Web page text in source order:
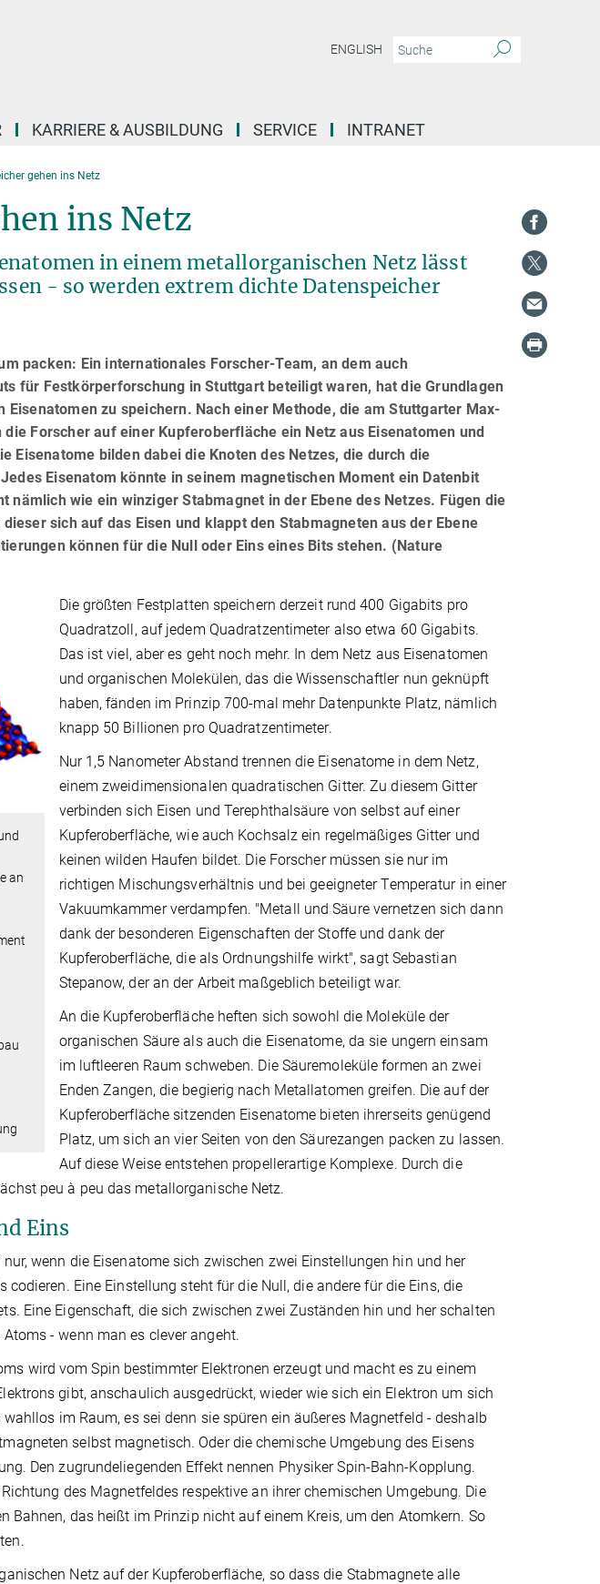
ENGLISH
KARRIERE & AUSBILDUNG SERVICE INTRANET
gehen ins Netz
ins Netz
in einem metallorganischen Netz lässt
- so werden extrem dichte Datenspeicher
packen: Ein internationales Forscher-Team, an dem auch
für Festkörperforschung in Stuttgart beteiligt waren, hat die Grundlagen
zu speichern. Nach einer Methode, die am Stuttgarter Max-
Forscher auf einer Kupferoberfläche ein Netz aus Eisenatomen und
Eisenatome bilden dabei die Knoten des Netzes, die durch die
Eisenatom könnte in seinem magnetischen Moment ein Datenbit
nämlich wie ein winziger Stabmagnet in der Ebene des Netzes. Fügen die
sich auf das Eisen und klappt den Stabmagneten aus der Ebene
können für die Null oder Eins eines Bits stehen. (Nature
an
Die größten Festplatten speichern derzeit rund 400 Gigabits pro
Quadratzoll, auf jedem Quadratzentimeter also etwa 60 Gigabits.
Das ist viel, aber es geht noch mehr. In dem Netz aus Eisenatomen
und organischen Molekülen, das die Wissenschaftler nun geknüpft
haben, fänden im Prinzip 700-mal mehr Datenpunkte Platz, nämlich
knapp 50 Billionen pro Quadratzentimeter.
Nur 1,5 Nanometer Abstand trennen die Eisenatome in dem Netz,
einem zweidimensionalen quadratischen Gitter. Zu diesem Gitter
verbinden sich Eisen und Terephthalsäure von selbst auf einer
Kupferoberfläche, wie auch Kochsalz ein regelmäßiges Gitter und
keinen wilden Haufen bildet. Die Forscher müssen sie nur im
richtigen Mischungsverhältnis und bei geeigneter Temperatur in einer
Vakuumkammer verdampfen. "Metall und Säure vernetzen sich dann
dank der besonderen Eigenschaften der Stoffe und dank der
Kupferoberfläche, die als Ordnungshilfe wirkt", sagt Sebastian
Stepanow, der an der Arbeit maßgeblich beteiligt war.
An die Kupferoberfläche heften sich sowohl die Moleküle der
organischen Säure als auch die Eisenatome, da sie ungern einsam
im luftleeren Raum schweben. Die Säuremoleküle formen an zwei
Enden Zangen, die begierig nach Metallatomen greifen. Die auf der
Kupferoberfläche sitzenden Eisenatome bieten ihrerseits genügend
Platz, um sich an vier Seiten von den Säurezangen packen zu lassen.
Auf diese Weise entstehen propellerartige Komplexe. Durch die
peu à peu das metallorganische Netz.
Eins
wenn die Eisenatome sich zwischen zwei Einstellungen hin und her
Eine Einstellung steht für die Null, die andere für die Eins, die
Eine Eigenschaft, die sich zwischen zwei Zuständen hin und her schalten
- wenn man es clever angeht.
wird vom Spin bestimmter Elektronen erzeugt und macht es zu einem
gibt, anschaulich ausgedrückt, wieder wie sich ein Elektron um sich
im Raum, es sei denn sie spüren ein äußeres Magnetfeld - deshalb
selbst magnetisch. Oder die chemische Umgebung des Eisens
Den zugrundeliegenden Effekt nennen Physiker Spin-Bahn-Kopplung.
des Magnetfeldes respektive an ihrer chemischen Umgebung. Die
Bahnen, das heißt im Prinzip nicht auf einem Kreis, um den Atomkern. So
Netz auf der Kupferoberfläche, so dass die Stabmagnete alle